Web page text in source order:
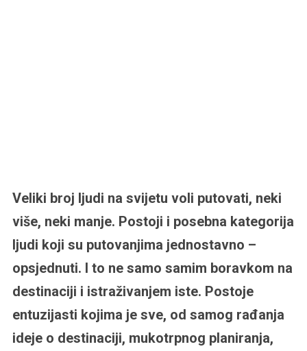
Veliki broj ljudi na svijetu voli putovati, neki
više, neki manje. Postoji i posebna kategorija
ljudi koji su putovanjima jednostavno –
opsjednuti. I to ne samo samim boravkom na
destinaciji i istraživanjem iste. Postoje
entuzijasti kojima je sve, od samog rađanja
ideje o destinaciji, mukotrpnog planiranja,